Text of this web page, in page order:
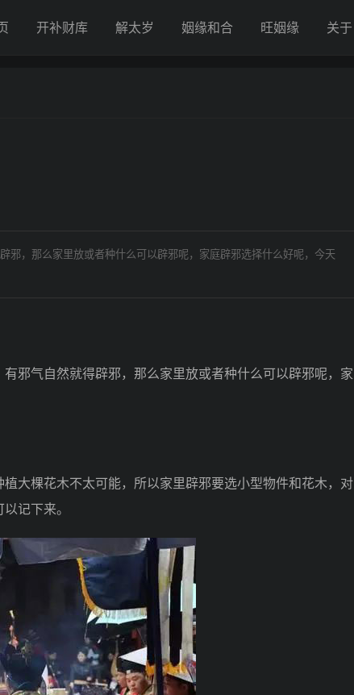
开补财库 解太岁 姻缘和合 旺姻缘 关于
邪，那么家里放或者种什么可以辟邪呢，家庭辟邪选择什么好呢，今天
气自然就得辟邪，那么家里放或者种什么可以辟邪呢，家
棵花木不太可能，所以家里辟邪要选小型物件和花木，对
记下来。